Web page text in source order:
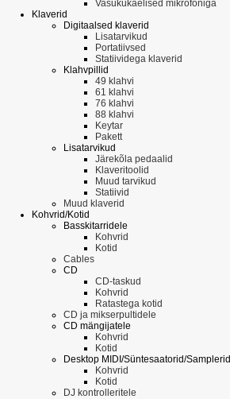
Vasukukäelised mikrofoniga
Klaverid
Digitaalsed klaverid
Lisatarvikud
Portatiivsed
Statiividega klaverid
Klahvpillid
49 klahvi
61 klahvi
76 klahvi
88 klahvi
Keytar
Pakett
Lisatarvikud
Järekõla pedaalid
Klaveritoolid
Muud tarvikud
Statiivid
Muud klaverid
Kohvrid/Kotid
Basskitarridele
Kohvrid
Kotid
Cables
CD
CD-taskud
Kohvrid
Ratastega kotid
CD ja mikserpultidele
CD mängijatele
Kohvrid
Kotid
Desktop MIDI/Süntesaatorid/Samplerid
Kohvrid
Kotid
DJ kontrolleritele